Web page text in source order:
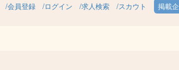
会員登録 ログイン 求人検索 スカウト